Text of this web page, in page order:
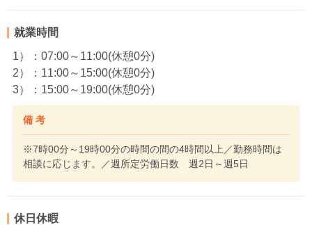
就業時間
1）：07:00～11:00(休憩0分)
2）：11:00～15:00(休憩0分)
3）：15:00～19:00(休憩0分)
備 考
※7時00分～19時00分の時間の間の4時間以上／勤務時間は
相談に応じます。／週所定労働日数 週2日～週5日
休日休暇